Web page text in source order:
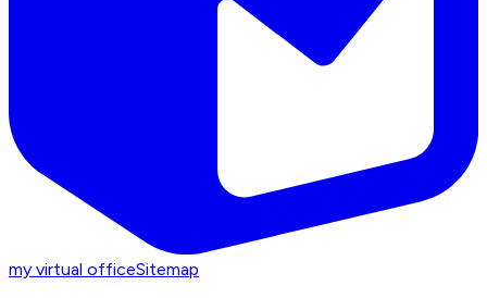
my virtual officeSitemap